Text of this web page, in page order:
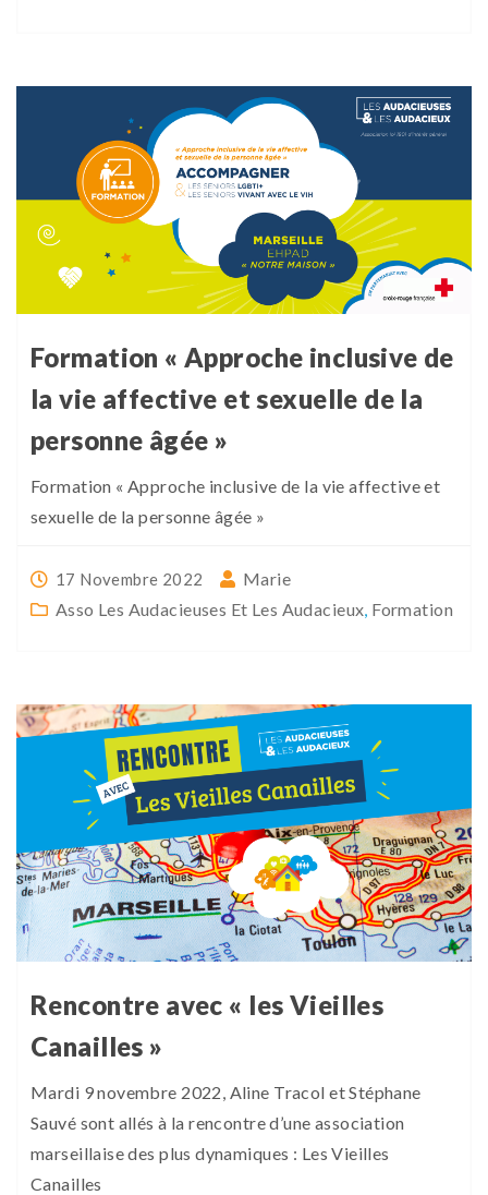
Formation « Approche inclusive de
la vie affective et sexuelle de la
personne âgée »
Formation « Approche inclusive de la vie affective et
sexuelle de la personne âgée »
17 Novembre 2022
Marie
Asso Les Audacieuses Et Les Audacieux, Formation
Rencontre avec « les Vieilles
Canailles »
Mardi 9 novembre 2022, Aline Tracol et Stéphane
Sauvé sont allés à la rencontre d’une association
marseillaise des plus dynamiques : Les Vieilles
Canailles